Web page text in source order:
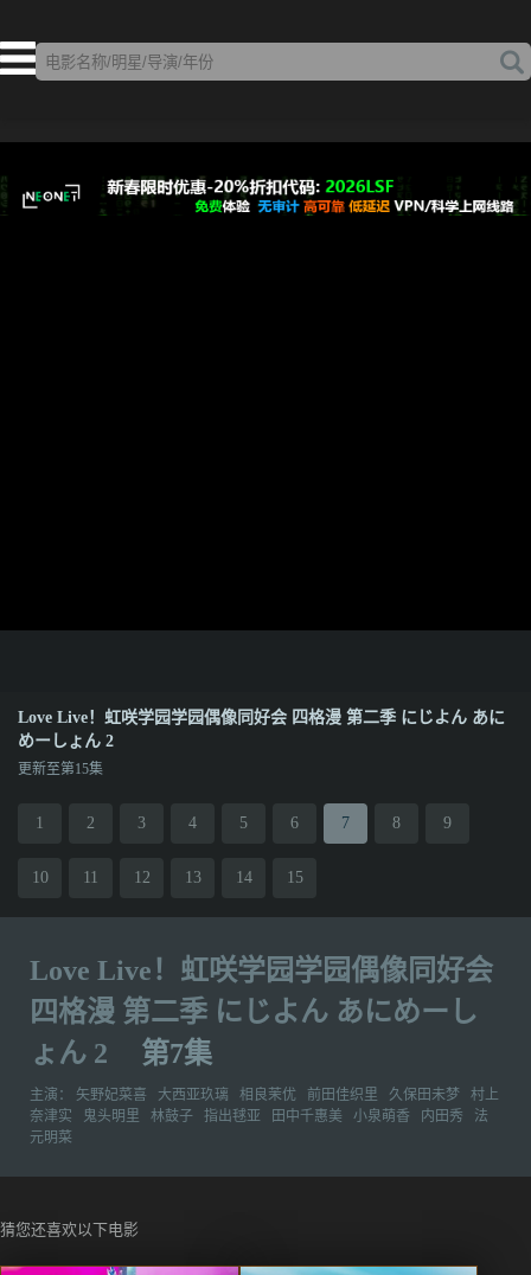
Love Live！虹咲学园学园偶像同好会 四格漫 第二季 にじよん あに
めーしょん 2
更新至第15集
1 2 3 4 5 6 7 8 9
10 11 12 13 14 15
Love Live！虹咲学园学园偶像同好会
四格漫 第二季 にじよん あにめーし
ょん 2
第7集
主演： 矢野妃菜喜 大西亚玖璃 相良茉优 前田佳织里 久保田未梦
村上
奈津实
鬼头明里 林鼓子 指出毬亚 田中千惠美 小泉萌香 内田秀
法
元明菜
猜您还喜欢以下电影